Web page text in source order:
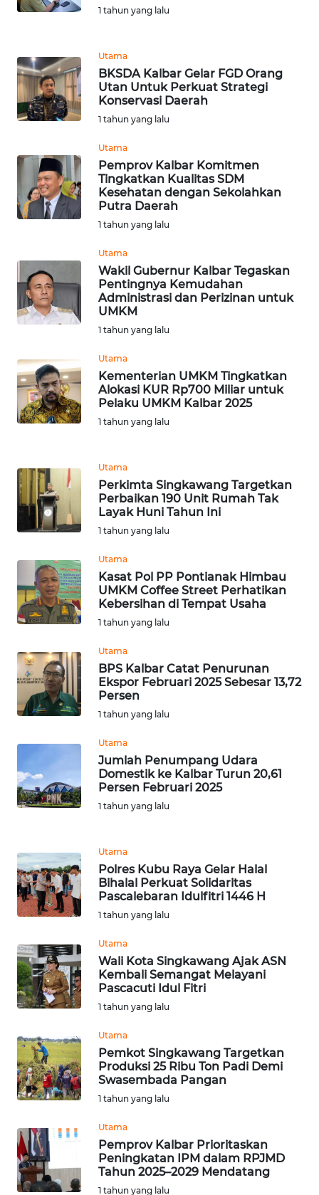
1 tahun yang lalu
Utama
BKSDA Kalbar Gelar FGD Orang
Utan Untuk Perkuat Strategi
Konservasi Daerah
1 tahun yang lalu
Utama
Pemprov Kalbar Komitmen
Tingkatkan Kualitas SDM
Kesehatan dengan Sekolahkan
Putra Daerah
1 tahun yang lalu
Utama
Wakil Gubernur Kalbar Tegaskan
Pentingnya Kemudahan
Administrasi dan Perizinan untuk
UMKM
1 tahun yang lalu
Utama
Kementerian UMKM Tingkatkan
Alokasi KUR Rp700 Miliar untuk
Pelaku UMKM Kalbar 2025
1 tahun yang lalu
Utama
Perkimta Singkawang Targetkan
Perbaikan 190 Unit Rumah Tak
Layak Huni Tahun Ini
1 tahun yang lalu
Utama
Kasat Pol PP Pontianak Himbau
UMKM Coffee Street Perhatikan
Kebersihan di Tempat Usaha
1 tahun yang lalu
Utama
BPS Kalbar Catat Penurunan
Ekspor Februari 2025 Sebesar 13,72
Persen
1 tahun yang lalu
Utama
Jumlah Penumpang Udara
Domestik ke Kalbar Turun 20,61
Persen Februari 2025
1 tahun yang lalu
Utama
Polres Kubu Raya Gelar Halal
Bihalal Perkuat Solidaritas
Pascalebaran Idulfitri 1446 H
1 tahun yang lalu
Utama
Wali Kota Singkawang Ajak ASN
Kembali Semangat Melayani
Pascacuti Idul Fitri
1 tahun yang lalu
Utama
Pemkot Singkawang Targetkan
Produksi 25 Ribu Ton Padi Demi
Swasembada Pangan
1 tahun yang lalu
Utama
Pemprov Kalbar Prioritaskan
Peningkatan IPM dalam RPJMD
Tahun 2025–2029 Mendatang
1 tahun yang lalu
WN
WN
TAPANULI
UTARA
WN
PADANG
LAWAS
SUMEDANG
WN
CIANJUR
WN
KEPULAUAN
SERIBU
WN
WN
BINJAI
WN
WN
INDRAMAYU
KUNINGAN
WN
MAJALENGKA
WN
WN
SUKABUMI
PURWAKARTA
WN
PRIANGAN
WN
SEMARANG
SOLO
WN
BOROBUDUR
MADURA
WN
SURABAYA